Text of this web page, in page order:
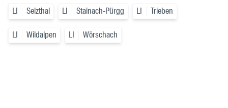
LI Selzthal LI Stainach-Pürgg LI Trieben
LI Wildalpen LI Wörschach